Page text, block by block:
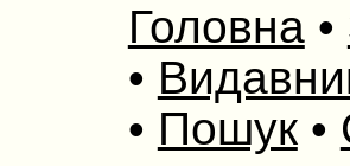
Головна•
•
• Пошук•